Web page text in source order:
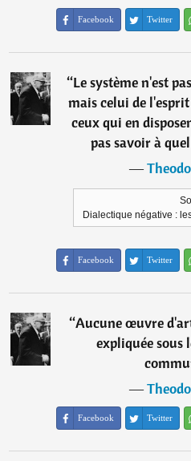
Facebook Twitter
“Le système n'est
mais celui de
ceux qui en
pas savoir à
―
Dialectique négative :
Facebook Twitter
“Aucune œuvre
expliquée sous
―
Facebook Twitter